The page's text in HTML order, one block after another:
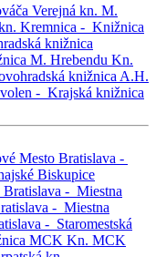
Verejná kn. M.
Kremnica - Knižnica
knižnica
M. Hrebendu Kn.
knižnica A.H.
- Krajská knižnica
Mesto Bratislava -
Biskupice
Bratislava - Miestna
- Miestna
- Staromestská
MCK Kn. MCK